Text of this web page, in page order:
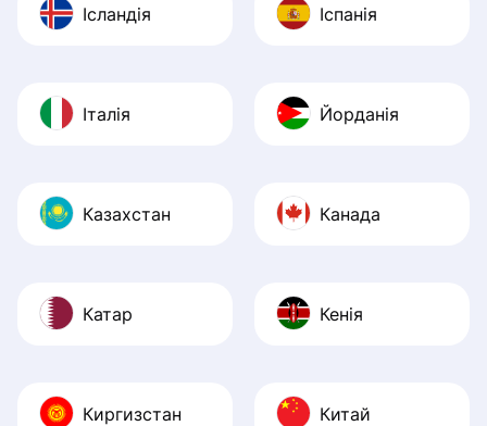
Ісландія Іспанія
Італія Йорданія
Казахстан Канада
Катар Кенія
Киргизстан Китай